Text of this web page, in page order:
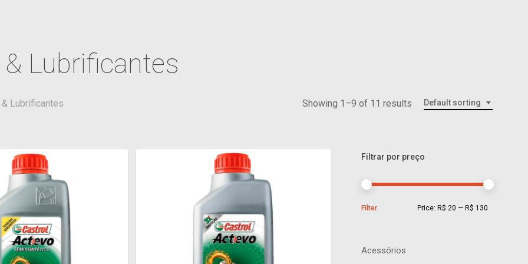
& Lubrificantes
Default sorting
Showing 1–9 of 11 results
Lubrificantes
Filtrar por preço
Filter Price: R$ 20 — R$ 130
Acessórios